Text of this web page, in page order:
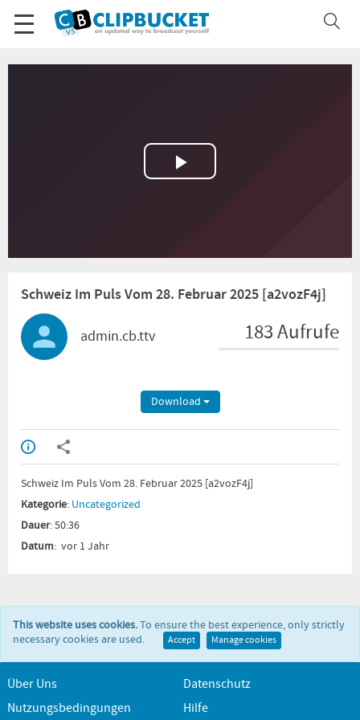
Play
Schweiz Im Puls Vom 28. Februar 2025 [a2vozF4j]
admin.cb.ttv 183 Aufrufe
Download
Schweiz Im Puls Vom 28. Februar 2025 [a2vozF4j]
Kategorie: Uncategorized
Dauer: 50:36
Datum: vor 1 Jahr
This website uses cookies.To ensure the best experience, only strictly
necessary cookies are used.
Accept Manage cookies
Über Uns
Datenschutz
Nutzungsbedingungen
Hilfe